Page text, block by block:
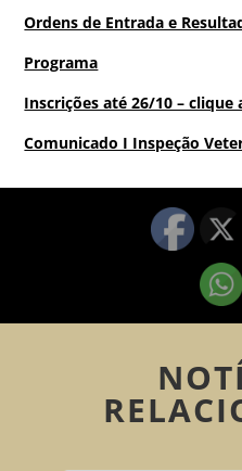
Ordens de Entrada e
Programa
Inscrições até 26/10 – clique
Comunicado I Inspeção